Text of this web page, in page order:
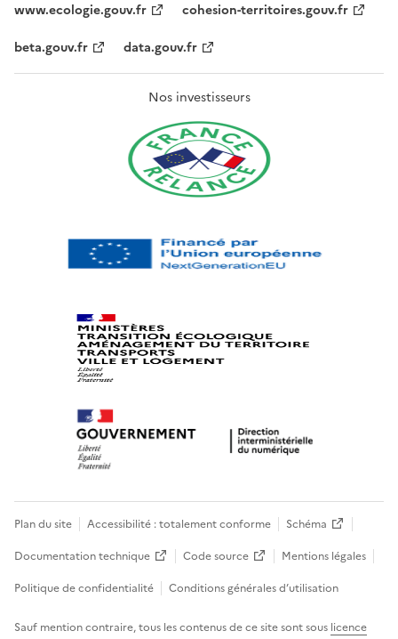
www.ecologie.gouv.fr
cohesion-territoires.gouv.fr
beta.gouv.fr
data.gouv.fr
Nos investisseurs
Plan du site Accessibilité : totalement conforme
Schéma
Documentation technique
Code source
Mentions légales
Politique de confidentialité
Conditions générales d’utilisation
Sauf mention contraire, tous les contenus de ce site sont sous licence